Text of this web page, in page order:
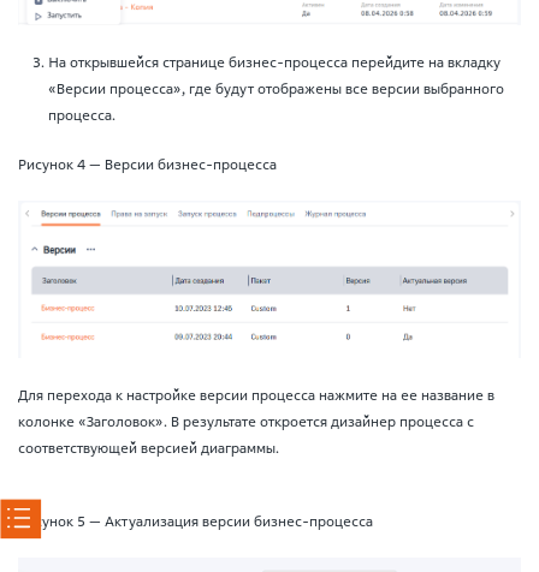
На открывшейся странице бизнес-процесса перейдите на вкладку
«Версии процесса», где будут отображены все версии выбранного
процесса.
Рисунок 4 — Версии бизнес-процесса
Для перехода к настройке версии процесса нажмите на ее название в
колонке «Заголовок». В результате откроется дизайнер процесса с
соответствующей версией диаграммы.
Рисунок 5 — Актуализация версии бизнес-процесса